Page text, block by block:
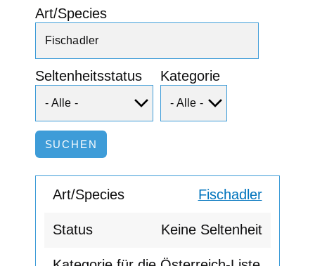
Art/Species
Seltenheitsstatus Kategorie
Fischadler
Keine Seltenheit